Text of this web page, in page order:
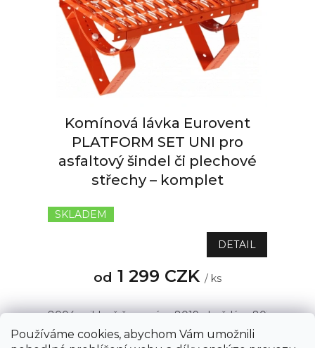
Používáme cookies, abychom Vám umožnili
Komínová lávka Eurovent
PLATFORM SET UNI pro
asfaltový šindel či plechové
střechy – komplet
hodnocení
5,0
z
hvězdiček.
SKLADEM
od 1 299 CZK / ks
DETAIL
8004 - cihlově červená 8019 - hnědá 8015 -